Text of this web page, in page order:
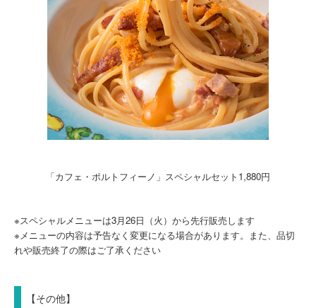
「カフェ・ポルトフィーノ」スペシャルセット1,880円
※スペシャルメニューは3月26日（火）から先行販売します
※メニューの内容は予告なく変更になる場合があります。また、品切
れや販売終了の際はご了承ください
【その他】